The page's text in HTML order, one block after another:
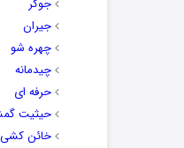
جوکر
جیران
چهره شو
چیدمانه
حرفه ای
حیثیت
خائن کشی